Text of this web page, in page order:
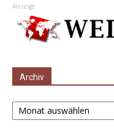
Anzeige
Archiv
Archiv